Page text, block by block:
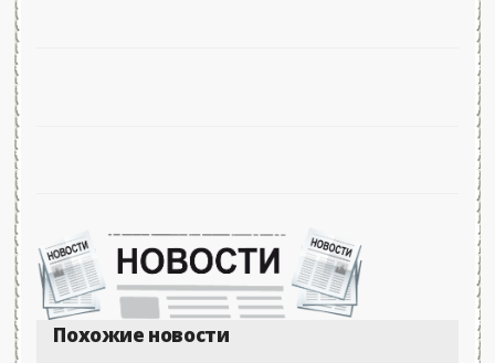
Похожие новости